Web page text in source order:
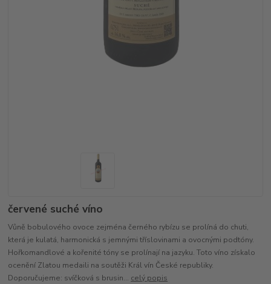
červené suché víno
Vůně bobulového ovoce zejména černého rybízu se prolíná do chuti,
která je kulatá, harmonická s jemnými tříslovinami a ovocnými podtóny.
Hořkomandlové a kořenité tóny se prolínají na jazyku. Toto víno získalo
ocenění Zlatou medaili na soutěži Král vín České republiky.
Doporučujeme: svíčková s brusin... celý popis